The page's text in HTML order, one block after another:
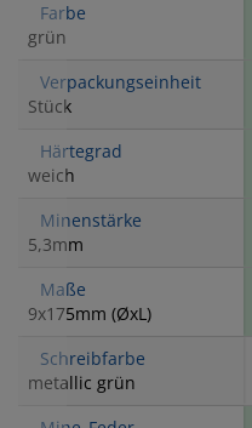
Farbe
grün
Verpackungseinheit
Stück
Härtegrad
weich
Minenstärke
5,3mm
Maße
9x175mm (ØxL)
Schreibfarbe
metallic grün